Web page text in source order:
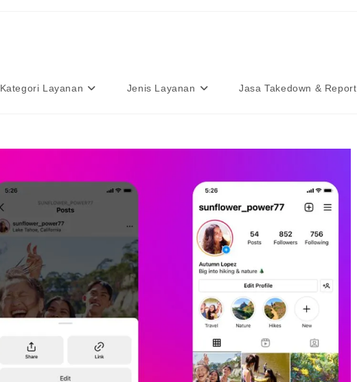
Kategori Layanan Jenis Layanan Jasa Takedown & Report